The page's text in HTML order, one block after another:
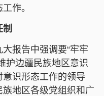
作。
报告中强调要“牢牢
护边疆民族地区意识
识形态工作的领导
地区各级党组织和广